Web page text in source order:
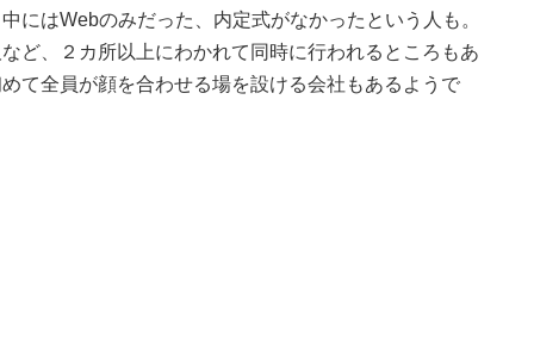
にはWebのみだった、内定式がなかったという人も。
ど、２カ所以上にわかれて同時に行われるところもあ
て全員が顔を合わせる場を設ける会社もあるようで